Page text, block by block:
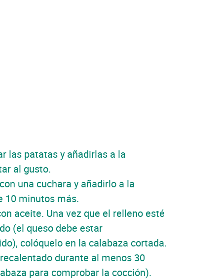
las patatas y añadirlas a la
al gusto.
una cuchara y añadirlo a la
10 minutos más.
aceite. Una vez que el relleno esté
(el queso debe estar
colóquelo en la calabaza cortada.
durante al menos 30
para comprobar la cocción).